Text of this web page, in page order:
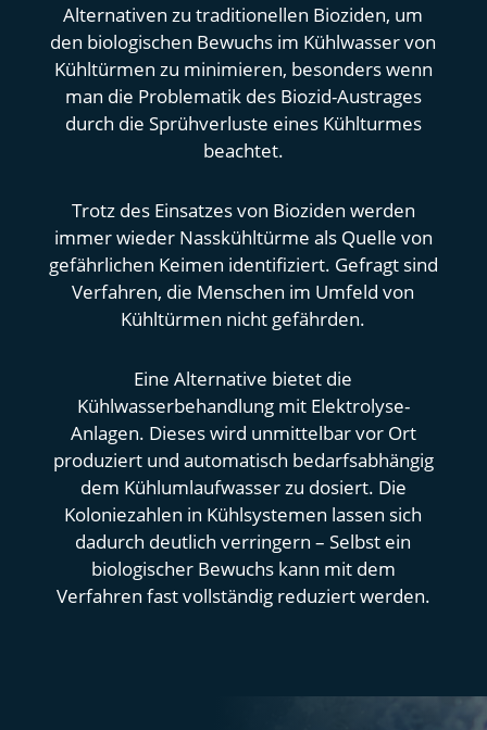
Alternativen zu traditionellen Bioziden, um
den biologischen Bewuchs im Kühlwasser von
Kühltürmen zu minimieren, besonders wenn
man die Problematik des Biozid-Austrages
durch die Sprühverluste eines Kühlturmes
beachtet.
Trotz des Einsatzes von Bioziden werden
immer wieder Nasskühltürme als Quelle von
gefährlichen Keimen identifiziert. Gefragt sind
Verfahren, die Menschen im Umfeld von
Kühltürmen nicht gefährden.
Eine Alternative bietet die
Kühlwasserbehandlung mit Elektrolyse-
Anlagen. Dieses wird unmittelbar vor Ort
produziert und automatisch bedarfsabhängig
dem Kühlumlaufwasser zu dosiert. Die
Koloniezahlen in Kühlsystemen lassen sich
dadurch deutlich verringern – Selbst ein
biologischer Bewuchs kann mit dem
Verfahren fast vollständig reduziert werden.